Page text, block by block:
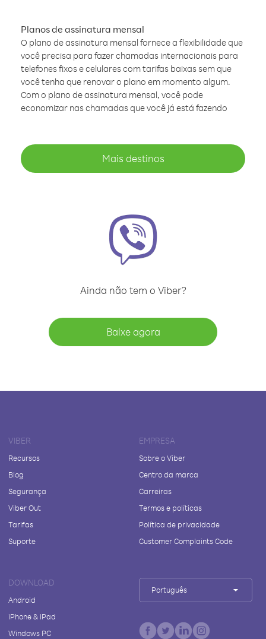
Planos de assinatura mensal
O plano de assinatura mensal fornece a flexibilidade que
você precisa para fazer chamadas internacionais para
telefones fixos e celulares com tarifas baixas sem que
você tenha que renovar o plano em momento algum.
Com o plano de assinatura mensal, você pode
economizar nas chamadas que você já está fazendo
Mais destinos
Ainda não tem o Viber?
Baixe agora
VIBER
Recursos
Blog
Segurança
Viber Out
Tarifas
Suporte
EMPRESA
Sobre o Viber
Centro da marca
Carreiras
Termos e políticas
Política de privacidade
Customer Complaints Code
DOWNLOAD
Android
iPhone & iPad
Windows PC
Português